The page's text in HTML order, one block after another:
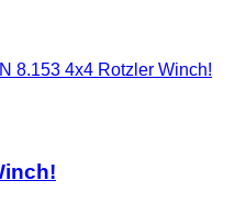
8.153 4x4 Rotzler Winch!